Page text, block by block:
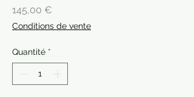
145,00 €
Conditions de vente
Quantité *